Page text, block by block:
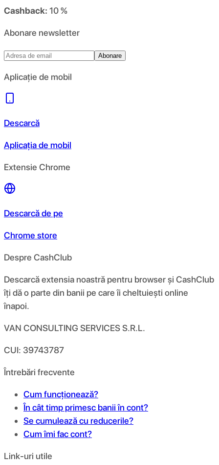
Cashback: 10 %
Abonare newsletter
Abonare
Aplicație de mobil
Descarcă
Aplicația de mobil
Extensie Chrome
Descarcă de pe
Chrome store
Despre CashClub
Descarcă extensia noastră pentru browser și CashClub
îți dă o parte din banii pe care îi cheltuiești online
înapoi.
VAN CONSULTING SERVICES S.R.L.
CUI: 39743787
Întrebări frecvente
Cum funcționează?
În cât timp primesc banii în cont?
Se cumulează cu reducerile?
Cum îmi fac cont?
Link-uri utile